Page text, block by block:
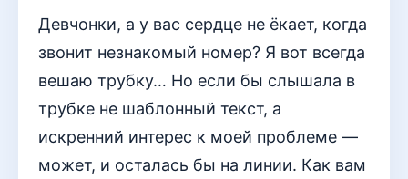
Девчонки, а у вас сердце не ёкает, когда
звонит незнакомый номер? Я вот всегда
вешаю трубку… Но если бы слышала в
трубке не шаблонный текст, а
искренний интерес к моей проблеме —
может, и осталась бы на линии. Как вам